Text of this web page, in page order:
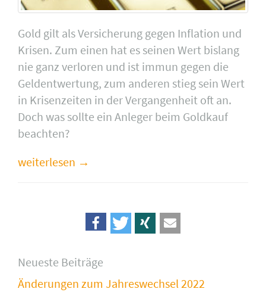
Gold gilt als Versicherung gegen Inflation und
Krisen. Zum einen hat es seinen Wert bislang
nie ganz verloren und ist immun gegen die
Geldentwertung, zum anderen stieg sein Wert
in Krisenzeiten in der Vergangenheit oft an.
Doch was sollte ein Anleger beim Goldkauf
beachten?
weiterlesen
Neueste Beiträge
Änderungen zum Jahreswechsel 2022